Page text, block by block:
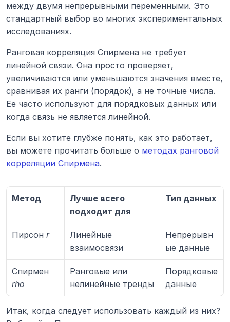
между двумя непрерывными переменными. Это
стандартный выбор во многих экспериментальных
исследованиях.
Ранговая корреляция Спирмена не требует
линейной связи. Она просто проверяет,
увеличиваются или уменьшаются значения вместе,
сравнивая их ранги (порядок), а не точные числа.
Ее часто используют для порядковых данных или
когда связь не является линейной.
Если вы хотите глубже понять, как это работает,
вы можете прочитать больше о методах ранговой
корреляции Спирмена.
Метод
Лучше всего
подходит для
Тип данных
Пирсон r
Линейные
взаимосвязи
Непрерывн
ые данные
rho
Ранговые или
нелинейные тренды
Порядковые
данные
Итак, когда следует использовать каждый из них?